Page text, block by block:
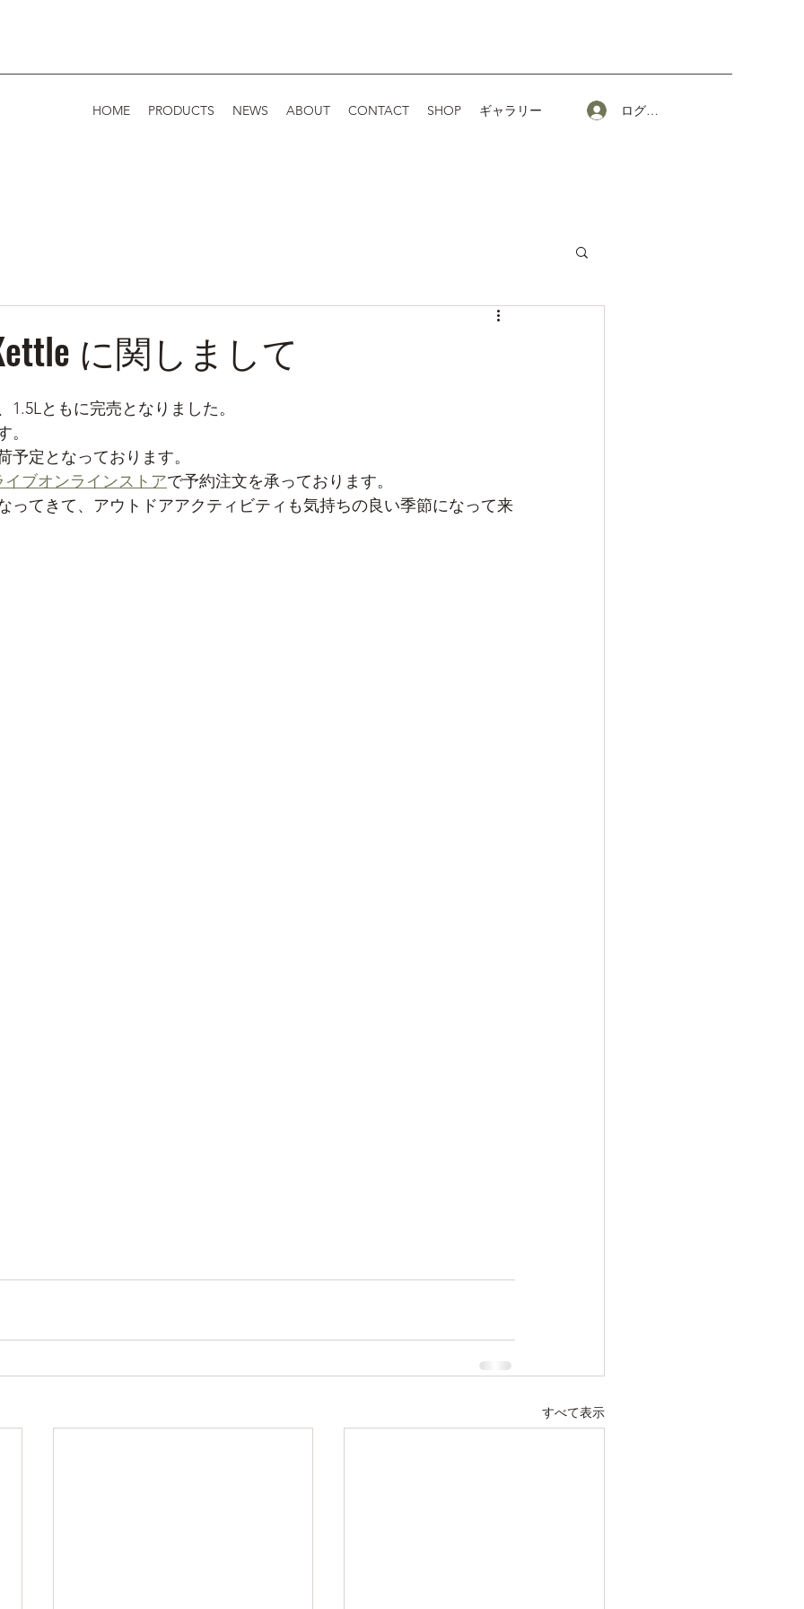
HOME PRODUCTS NEWS ABOUT CONTACT SHOP ギャラリー ログイン
に関しまして
1.5Lともに完売となりました。
。
予定となっております。
イブオンラインストアで予約注文を承っております。
ってきて、アウトドアアクティビティも気持ちの良い季節になって来
すべて表示